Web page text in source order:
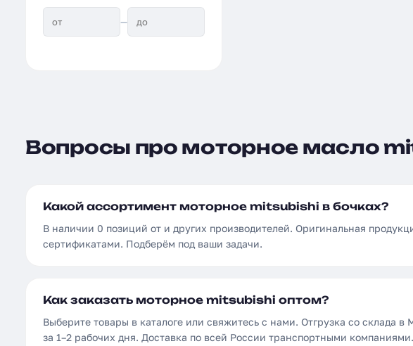
—
Вопросы про моторное масло
Какой ассортимент моторное mitsubishi в бочках?
В наличии 0 позиций от и других производителей. Оригинальная
сертификатами. Подберём под ваши задачи.
Как заказать моторное mitsubishi оптом?
Выберите товары в каталоге или свяжитесь с нами. Отгрузка со склада в
за 1–2 рабочих дня. Доставка по всей России транспортными компаниями.